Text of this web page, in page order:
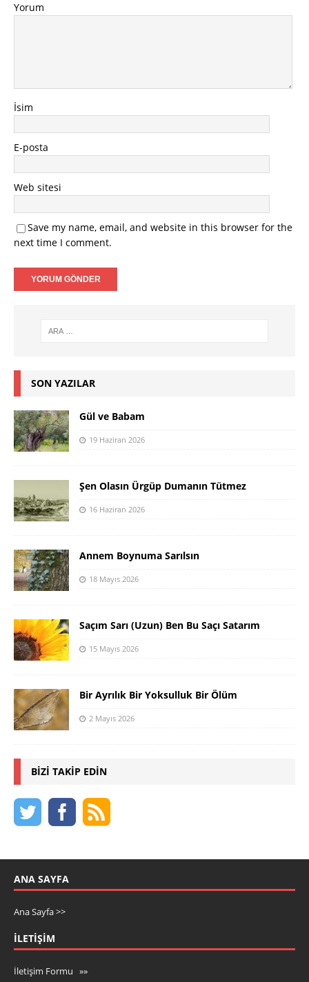
Yorum
İsim
E-posta
Web sitesi
Save my name, email, and website in this browser for the
next time I comment.
SON YAZILAR
Gül ve Babam
19 Haziran 2026
Şen Olasın Ürgüp Dumanın Tütmez
16 Haziran 2026
Annem Boynuma Sarılsın
18 Mayıs 2026
Saçım Sarı (Uzun) Ben Bu Saçı Satarım
15 Mayıs 2026
Bir Ayrılık Bir Yoksulluk Bir Ölüm
2 Mayıs 2026
BIZI TAKIP EDIN
ANA SAYFA
Ana Sayfa >>
İLETIŞIM
İletişim Formu »»